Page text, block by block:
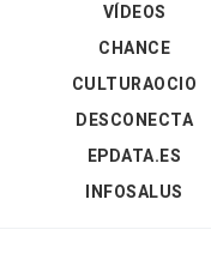
VÍDEOS
CHANCE
CULTURAOCIO
DESCONECTA
EPDATA.ES
INFOSALUS